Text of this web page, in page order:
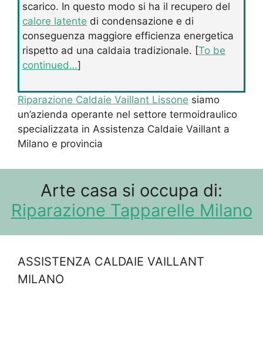
scarico. In questo modo si ha il recupero del
calore latente di condensazione e di
conseguenza maggiore efficienza energetica
rispetto ad una caldaia tradizionale. [To be
continued…]
Riparazione Caldaie Vaillant Lissone siamo
un’azienda operante nel settore termoidraulico
specializzata in Assistenza Caldaie Vaillant a
Milano e provincia
Arte casa si occupa di:
Riparazione Tapparelle Milano
ASSISTENZA CALDAIE VAILLANT
MILANO